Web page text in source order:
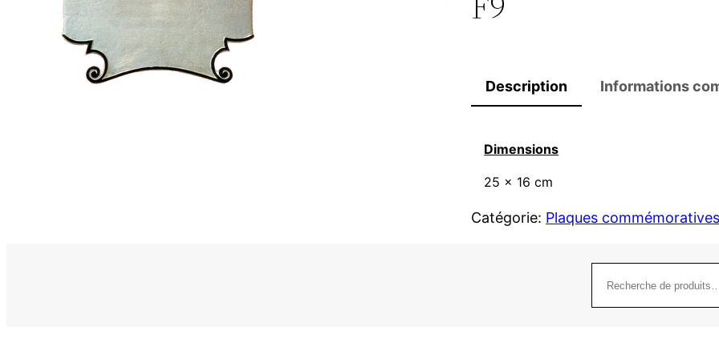
Description Informations
Dimensions
25 x 16 cm
Catégorie: Plaques commémoratives